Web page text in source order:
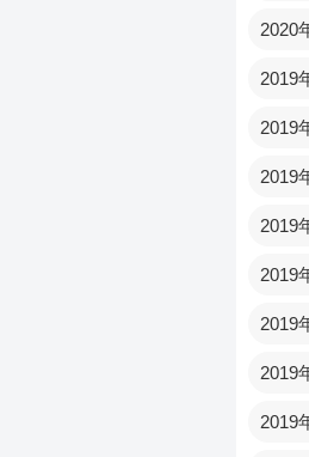
2020
2019
2019
2019
2019
2019
2019
2019
2019